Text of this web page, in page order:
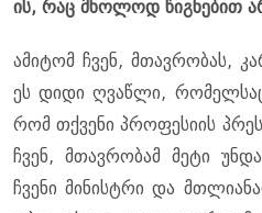
ის, რაც მხო­ლოდ წიგ­ნე­ბით
ამი­ტომ ჩვენ, მთავ­რო­ბას,
ეს დიდი ღვაწ­ლი, რო­მელ­საც
რომ თქვე­ნი პრო­ფე­სი­ის
ჩვენ, მთავ­რო­ბამ მეტი
ჩვე­ნი მი­ნის­ტრი და